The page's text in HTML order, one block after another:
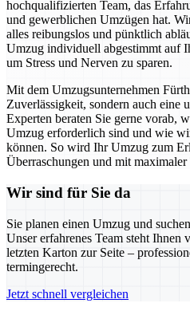
hochqualifizierten Team, das
und gewerblichen Umzügen hat.
alles reibungslos und pünktlich
Umzug individuell abgestimmt auf
um Stress und Nerven zu sparen.
Mit dem Umzugsunternehmen
Zuverlässigkeit, sondern auch eine
Experten beraten Sie gerne vorab,
Umzug erforderlich sind und wie
können. So wird Ihr Umzug zum
Überraschungen und mit maximaler
Wir sind für Sie da
Sie planen einen Umzug und
Unser erfahrenes Team steht Ihnen
letzten Karton zur Seite –
termingerecht.
Jetzt schnell vergleichen